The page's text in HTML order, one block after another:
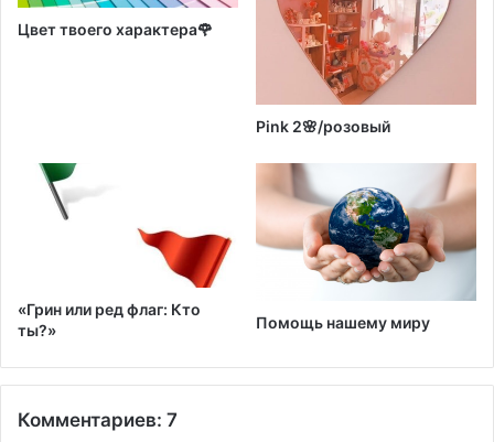
Цвет твоего характера🌹
Pink 2🌸/розовый
«Грин или ред флаг: Кто
ты?»
Помощь нашему миру
Комментариев: 7